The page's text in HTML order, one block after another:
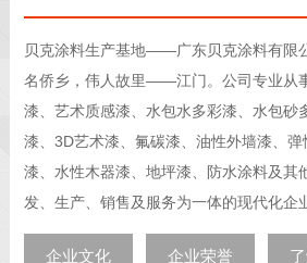
贝克涂料生产基地——广东贝克涂料有限
名侨乡，伟人故里——江门。公司专业从
漆、艺术质感漆、水包水多彩漆、水包砂
漆、3D艺术漆、氟碳漆、油性外墙漆、
漆、水性木器漆、地坪漆、防水涂料及其
发、生产、销售及服务为一体的现代化企
企业文化 企业荣誉